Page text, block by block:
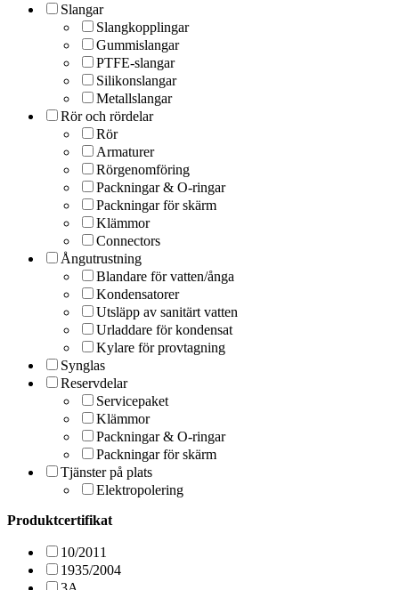
Slangar
Slangkopplingar
Gummislangar
PTFE-slangar
Silikonslangar
Metallslangar
Rör och rördelar
Rör
Armaturer
Rörgenomföring
Packningar & O-ringar
Packningar för skärm
Klämmor
Connectors
Ångutrustning
Blandare för vatten/ånga
Kondensatorer
Utsläpp av sanitärt vatten
Urladdare för kondensat
Kylare för provtagning
Synglas
Reservdelar
Servicepaket
Klämmor
Packningar & O-ringar
Packningar för skärm
Tjänster på plats
Elektropolering
Produktcertifikat
10/2011
1935/2004